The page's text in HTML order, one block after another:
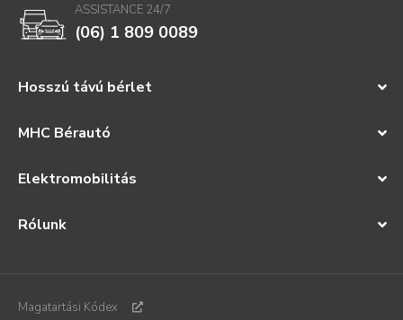
Hosszú távú bérlet
MHC Bérautó
Elektromobilitás
Rólunk
ASSISTANCE 24/7
(06) 1 809 0089
Magatartási Kódex